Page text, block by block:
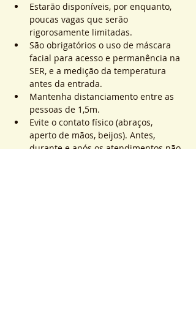
Estarão disponíveis, por enquanto,
poucas vagas que serão
rigorosamente limitadas.
São obrigatórios o uso de máscara
facial para acesso e permanência na
SER, e a medição da temperatura
antes da entrada.
Mantenha distanciamento entre as
pessoas de 1,5m.
Evite o contato físico (abraços,
aperto de mãos, beijos). Antes,
durante e após os atendimentos não